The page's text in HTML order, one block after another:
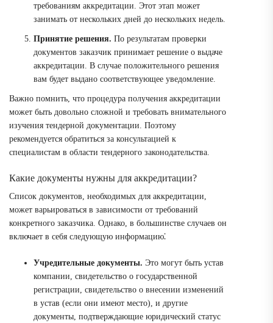
требованиям аккредитации. Этот этап может
занимать от нескольких дней до нескольких недель.
Принятие решения. По результатам проверки
документов заказчик принимает решение о выдаче
аккредитации. В случае положительного решения
вам будет выдано соответствующее уведомление.
Важно помнить, что процедура получения аккредитации
может быть довольно сложной и требовать внимательного
изучения тендерной документации. Поэтому
рекомендуется обратиться за консультацией к
специалистам в области тендерного законодательства.
Какие документы нужны для аккредитации?
Список документов, необходимых для аккредитации,
может варьироваться в зависимости от требований
конкретного заказчика. Однако, в большинстве случаев он
включает в себя следующую информацию⁚
Учредительные документы. Это могут быть устав
компании, свидетельство о государственной
регистрации, свидетельство о внесении изменений
в устав (если они имеют место), и другие
документы, подтверждающие юридический статус